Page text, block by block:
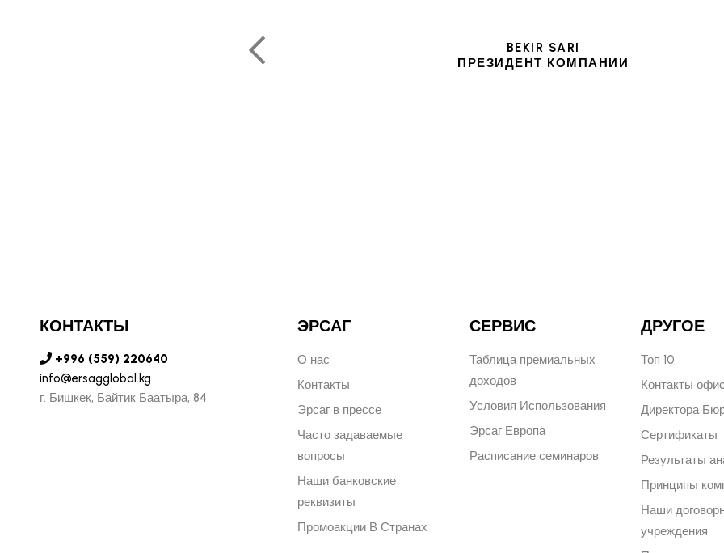
BEKIR SARI
ПРЕЗИДЕНТ КОМПАНИИ
КОНТАКТЫ
+996 (559) 220640
info@ersagglobal.kg
г. ​Бишкек, Байтик Баатыра, 84
ЭРСАГ
О нас
Контакты
Эрсаг в прессе
Часто задаваемые
вопросы
Наши банковские
реквизиты
Промоакции В Странах
СЕРВИС
Таблица премиальных
доходов
Условия Использования
Эрсаг Европа
Расписание семинаров
ДРУГОЕ
Топ 10
Контакты
Директора
Сертификаты
Результаты
Принципы
Наши
учреждения